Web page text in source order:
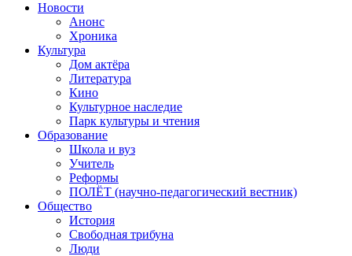
Новости
Анонс
Хроника
Культура
Дом актёра
Литература
Кино
Культурное наследие
Парк культуры и чтения
Образование
Школа и вуз
Учитель
Реформы
ПОЛЁТ (научно-педагогический вестник)
Общество
История
Свободная трибуна
Люди